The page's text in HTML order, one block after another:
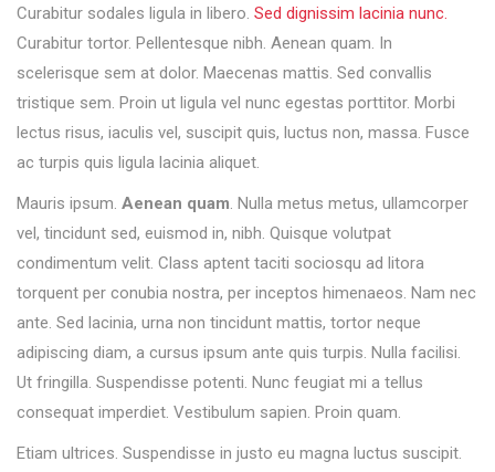
Curabitur sodales ligula in libero. Sed dignissim lacinia nunc.
Curabitur tortor. Pellentesque nibh. Aenean quam. In
scelerisque sem at dolor. Maecenas mattis. Sed convallis
tristique sem. Proin ut ligula vel nunc egestas porttitor. Morbi
lectus risus, iaculis vel, suscipit quis, luctus non, massa. Fusce
ac turpis quis ligula lacinia aliquet.
Mauris ipsum. Aenean quam. Nulla metus metus, ullamcorper
vel, tincidunt sed, euismod in, nibh. Quisque volutpat
condimentum velit. Class aptent taciti sociosqu ad litora
torquent per conubia nostra, per inceptos himenaeos. Nam nec
ante. Sed lacinia, urna non tincidunt mattis, tortor neque
adipiscing diam, a cursus ipsum ante quis turpis. Nulla facilisi.
Ut fringilla. Suspendisse potenti. Nunc feugiat mi a tellus
consequat imperdiet. Vestibulum sapien. Proin quam.
Etiam ultrices. Suspendisse in justo eu magna luctus suscipit.